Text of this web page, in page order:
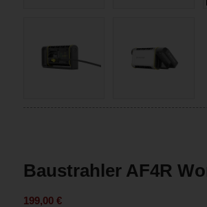
Baustrahler AF4R
199,00 €